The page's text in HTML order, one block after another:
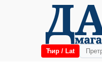
Ћир / Lat